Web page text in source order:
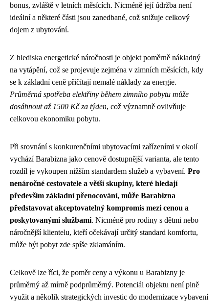
bonus, zvláště v letních měsících. Nicméně její údržba není
ideální a některé části jsou zanedbané, což snižuje celkový
dojem z ubytování.
Z hlediska energetické náročnosti je objekt poměrně nákladný
na vytápění, což se projevuje zejména v zimních měsících, kdy
se k základní ceně přičítají nemalé náklady za energie.
Průměrná spotřeba elektřiny během zimního pobytu může
dosáhnout až 1500 Kč za týden, což významně ovlivňuje
celkovou ekonomiku pobytu.
Při srovnání s konkurenčními ubytovacími zařízeními v okolí
vychází Barabizna jako cenově dostupnější varianta, ale tento
rozdíl je vykoupen nižším standardem služeb a vybavení. Pro
nenáročné cestovatele a větší skupiny, které hledají
především základní přenocování, může Barabizna
představovat akceptovatelný kompromis mezi cenou a
poskytovanými službami. Nicméně pro rodiny s dětmi nebo
náročnější klientelu, kteří očekávají určitý standard komfortu,
může být pobyt zde spíše zklamáním.
Celkově lze říci, že poměr ceny a výkonu u Barabizny je
průměrný až mírně podprůměrný. Potenciál objektu není plně
využit a několik strategických investic do modernizace vybavení